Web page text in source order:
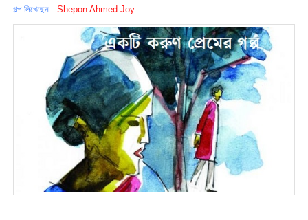
গল্প লিখেছেন :Shepon Ahmed Joy